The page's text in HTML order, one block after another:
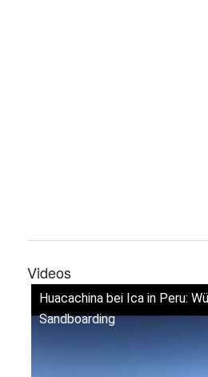
Videos
Huacachina bei Ica in Peru:
Sandboarding